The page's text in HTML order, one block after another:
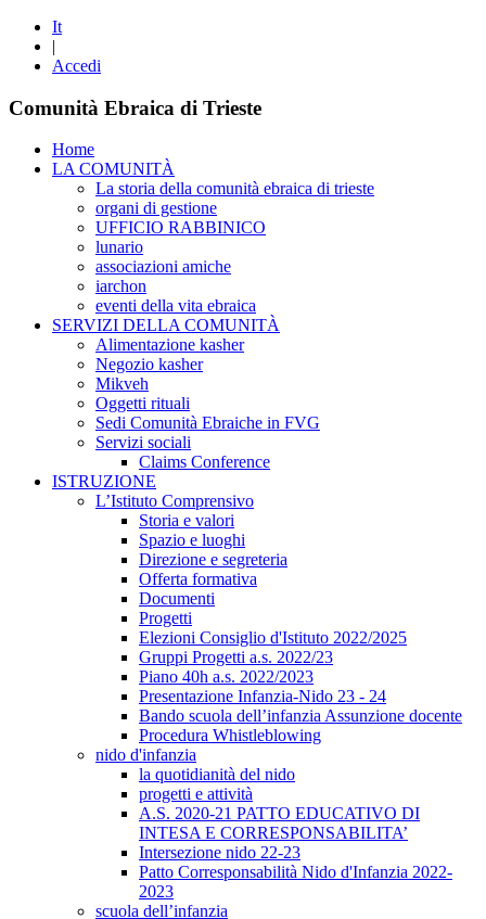
It
|
Accedi
Comunità Ebraica di Trieste
Home
LA COMUNITÀ
La storia della comunità ebraica di trieste
organi di gestione
UFFICIO RABBINICO
lunario
associazioni amiche
iarchon
eventi della vita ebraica
SERVIZI DELLA COMUNITÀ
Alimentazione kasher
Negozio kasher
Mikveh
Oggetti rituali
Sedi Comunità Ebraiche in FVG
Servizi sociali
Claims Conference
ISTRUZIONE
L’Istituto Comprensivo
Storia e valori
Spazio e luoghi
Direzione e segreteria
Offerta formativa
Documenti
Progetti
Elezioni Consiglio d'Istituto 2022/2025
Gruppi Progetti a.s. 2022/23
Piano 40h a.s. 2022/2023
Presentazione Infanzia-Nido 23 - 24
Bando scuola dell’infanzia Assunzione docente
Procedura Whistleblowing
nido d'infanzia
la quotidianità del nido
progetti e attività
A.S. 2020-21 PATTO EDUCATIVO DI
INTESA E CORRESPONSABILITA’
Intersezione nido 22-23
Patto Corresponsabilità Nido d'Infanzia 2022-
2023
scuola dell’infanzia